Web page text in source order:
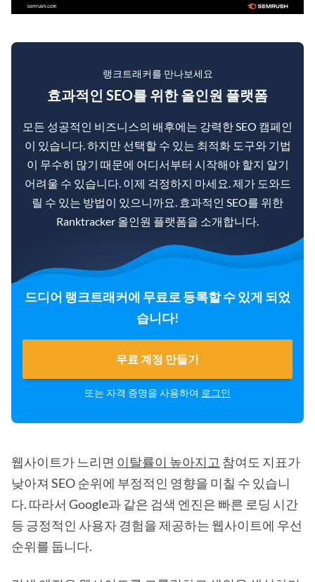
랭크트래커를 만나보세요
효과적인 SEO를 위한 올인원 플랫폼
모든 성공적인 비즈니스의 배후에는 강력한 SEO 캠페인
이 있습니다. 하지만 선택할 수 있는 최적화 도구와 기법
이 무수히 많기 때문에 어디서부터 시작해야 할지 알기
어려울 수 있습니다. 이제 걱정하지 마세요. 제가 도와드
릴 수 있는 방법이 있으니까요. 효과적인 SEO를 위한
Ranktracker 올인원 플랫폼을 소개합니다.
드디어 랭크트래커에 무료로 등록할 수 있게 되었
습니다!
무료 계정 만들기
또는 자격 증명을 사용하여 로그인
웹사이트가 느리면 이탈률이 높아지고 참여도 지표가
낮아져 SEO 순위에 부정적인 영향을 미칠 수 있습니
다. 따라서 Google과 같은 검색 엔진은 빠른 로딩 시간
등 긍정적인 사용자 경험을 제공하는 웹사이트에 우선
순위를 둡니다.